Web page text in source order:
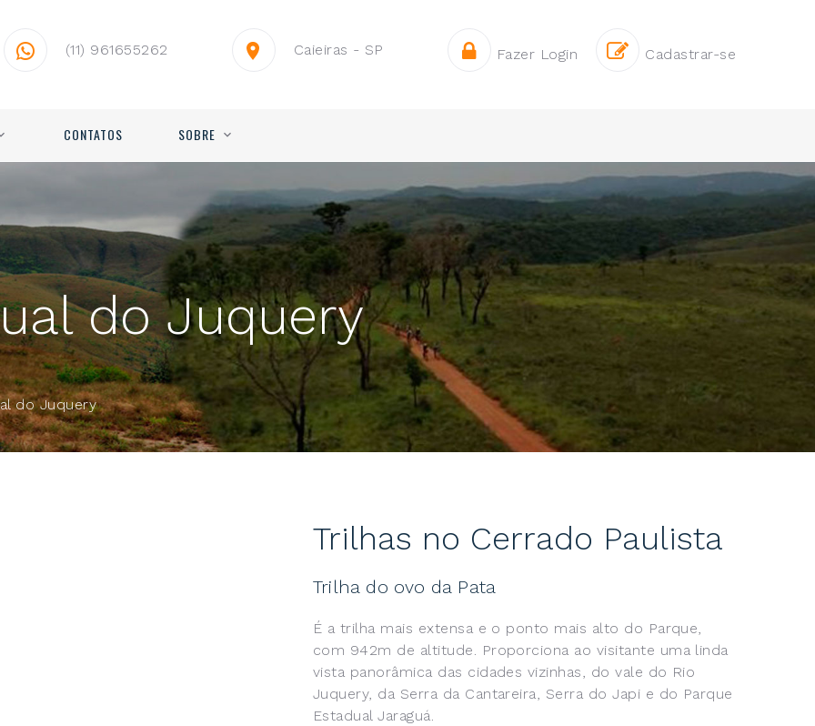
(11) 961655262 Caieiras - SP Fazer Login Cadastrar-se
CONTATOS SOBRE
do Juquery
do Juquery
Trilhas no Cerrado Paulista
Trilha do ovo da Pata
É a trilha mais extensa e o ponto mais alto do Parque,
com 942m de altitude. Proporciona ao visitante uma linda
vista panorâmica das cidades vizinhas, do vale do Rio
Juquery, da Serra da Cantareira, Serra do Japi e do Parque
Estadual Jaraguá.